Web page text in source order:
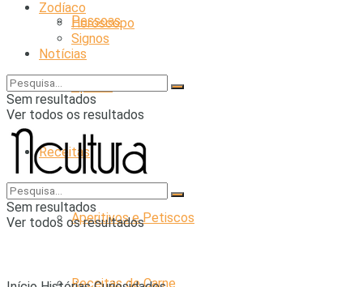
Pessoas
Receitas
Aperitivos e Petiscos
Receitas de Carne
Zodíaco
Horóscopo
Signos
Notícias
Sem resultados
Ver todos os resultados
Sem resultados
Ver todos os resultados